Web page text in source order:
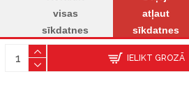
visas
sīkdatnes
atļaut
sīkdatnes
IELIKT GROZĀ
© SKANDIMĒBELES.LV |